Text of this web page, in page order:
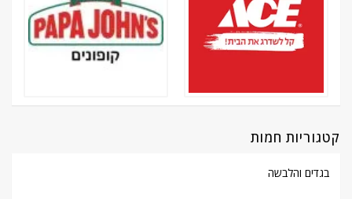
קטגוריות חמות
בגדים והלבשה